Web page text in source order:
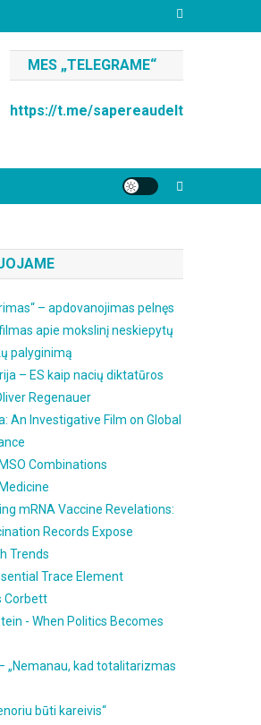
MES „TELEGRAME“
https://t.me/sapereaudelt
– apdovanojimas pelnęs
apie mokslinį neskiepytų
palyginimą
– ES kaip nacių diktatūros
Regenauer
An Investigative Film on Global
Combinations
mRNA Vaccine Revelations:
Records Expose
Trends
Trace Element
Corbett
- When Politics Becomes
„Nemanau, kad totalitarizmas
būti kareivis“